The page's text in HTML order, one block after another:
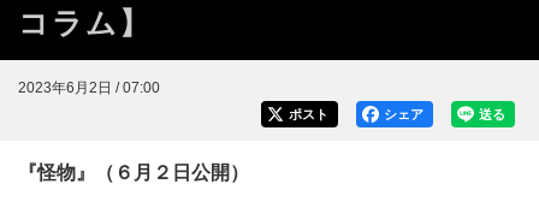
コラム】
2023年6月2日 / 07:00
送る
シェア
ポスト
『怪物』（６月２日公開）